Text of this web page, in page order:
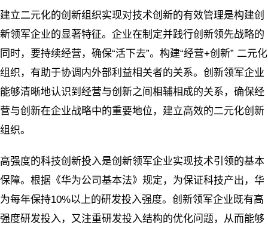
建立二元化的创新组织实现对技术创新的有效管理是构建创
新领军企业的显著特征。企业在制定并践行创新领先战略的
同时，要持续经营，确保“活下去”。构建“经营+创新” 二元化
组织，有助于协调内外部利益相关者的关系。创新领军企业
能够清晰地认识到经营与创新之间相辅相成的关系，确保经
营与创新在企业战略中的重要地位，建立高效的二元化创新
组织。
高强度的科技创新投入是创新领军企业实现技术引领的基本
保障。根据《华为公司基本法》规定，为保证科技产出，华
为每年保持10%以上的研发投入强度。创新领军企业既有高
强度研发投入，又注重研发投入结构的优化问题，从而能够